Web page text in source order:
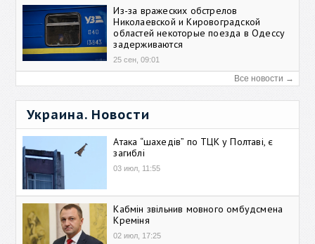
Из-за вражеских обстрелов
Николаевской и Кировоградской
областей некоторые поезда в Одессу
задерживаются
25 сен, 09:01
Все новости →
Украина. Новости
Атака “шахедів” по ТЦК у Полтаві, є
загиблі
03 июл, 11:55
Кабмін звільнив мовного омбудсмена
Креміня
02 июл, 17:25